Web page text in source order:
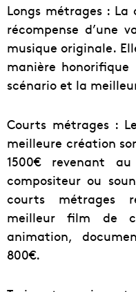
Longs métrages :
récompense d’une
musique originale.
manière
scénario et la
Courts métrages :
meilleure création
1500€ revenant
compositeur ou
courts métrages
meilleur film de
animation,
800€.